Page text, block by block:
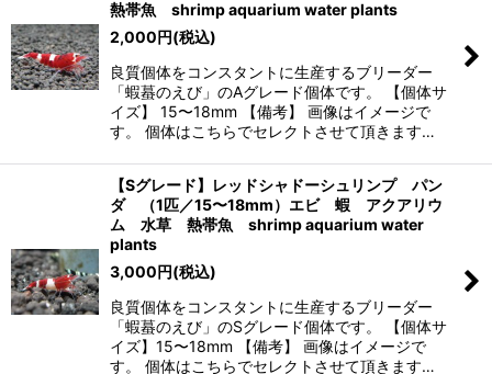
熱帯魚 shrimp aquarium water plants
2,000円(税込)
良質個体をコンスタントに生産するブリーダー
「蝦蟇のえび」のAグレード個体です。 【個体サ
イズ】 15〜18mm 【備考】 画像はイメージで
す。 個体はこちらでセレクトさせて頂きます…
【Sグレード】レッドシャドーシュリンプ パン
ダ （1匹／15〜18mm）エビ 蝦 アクアリウ
ム 水草 熱帯魚 shrimp aquarium water
plants
3,000円(税込)
良質個体をコンスタントに生産するブリーダー
「蝦蟇のえび」のSグレード個体です。 【個体サ
イズ】15〜18mm 【備考】 画像はイメージで
す。 個体はこちらでセレクトさせて頂きます…